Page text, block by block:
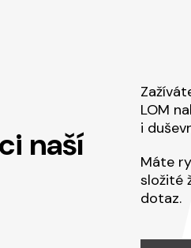
naší
LOM
i
Máte
složité
dotaz.